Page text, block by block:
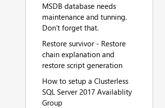
MSDB database needs
maintenance and tunning.
Don’t forget that.
Restore survivor - Restore
chain explanation and
restore script generation
How to setup a Clusterless
SQL Server 2017 Availablity
Group